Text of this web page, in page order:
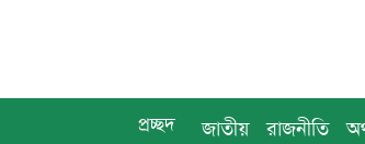
প্রচ্ছদ জাতীয় রাজনীতি